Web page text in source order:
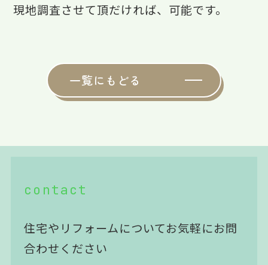
現地調査させて頂だければ、可能です。
一覧にもどる
contact
住宅やリフォームについてお気軽にお問
合わせください